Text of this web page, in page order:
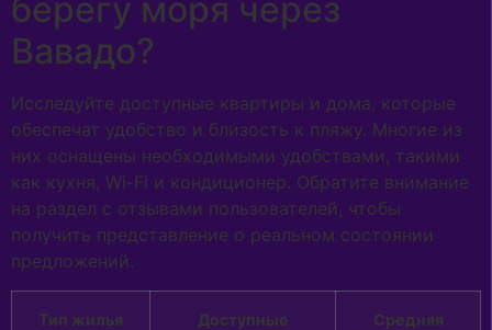
берегу моря через
Вавадо?
Исследуйте доступные квартиры и дома, которые
обеспечат удобство и близость к пляжу. Многие из
них оснащены необходимыми удобствами, такими
как кухня, Wi-Fi и кондиционер. Обратите внимание
на раздел с отзывами пользователей, чтобы
получить представление о реальном состоянии
предложений.
Тип жилья
Доступные
Средняя